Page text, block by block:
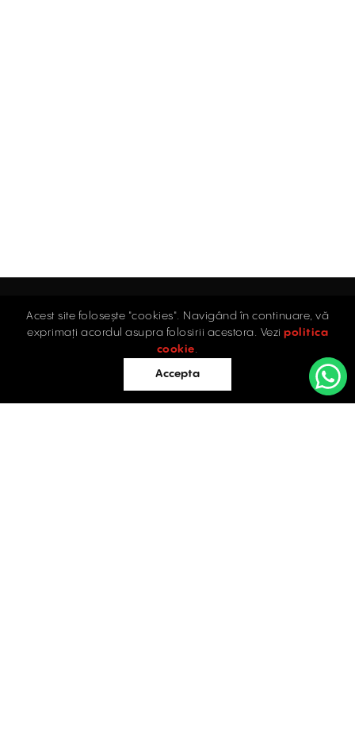
Evaluări
Acest site folosește "cookies". Navigând în continuare, vă
exprimați acordul asupra folosirii acestora. Vezi politica
cookie.
Accepta